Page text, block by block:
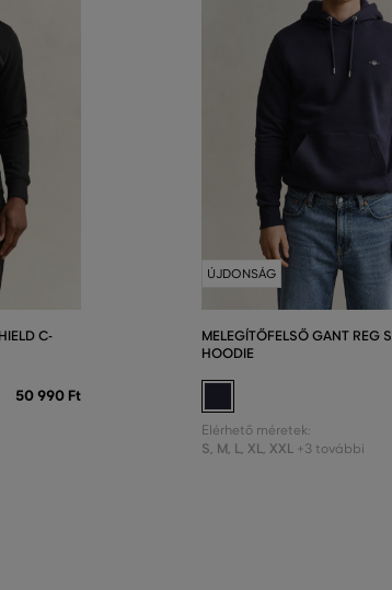
C-
50 990 Ft
ÚJDONSÁG
MELEGÍTŐFELSŐ GANT REG
HOODIE
Elérhető méretek:
S, M, L, XL, XXL +3 további